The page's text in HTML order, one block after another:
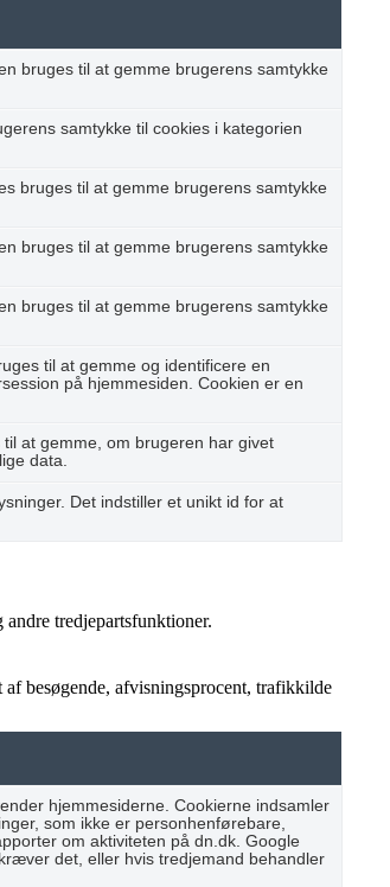
bruges til at gemme brugerens samtykke
samtykke til cookies i kategorien
bruges til at gemme brugerens samtykke
bruges til at gemme brugerens samtykke
bruges til at gemme brugerens samtykke
til at gemme og identificere en
på hjemmesiden. Cookien er en
at gemme, om brugeren har givet
data.
Det indstiller et unikt id for at
tredjepartsfunktioner.
besøgende, afvisningsprocent, trafikkilde
hjemmesiderne. Cookierne indsamler
som ikke er personhenførebare,
om aktiviteten på dn.dk. Google
det, eller hvis tredjemand behandler